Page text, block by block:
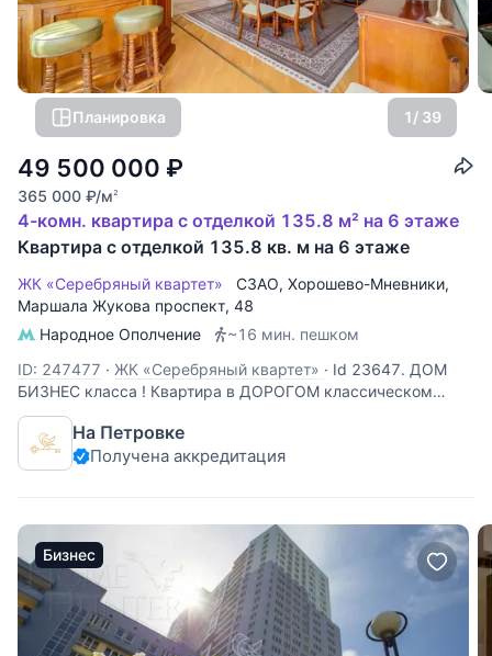
Планировка 1/ 39
49 500 000 ₽
365 000 ₽/м2
4-комн. квартира с отделкой 135.8 м² на 6 этаже
Квартира с отделкой 135.8 кв. м на 6 этаже
ЖК «Серебряный квартет» СЗАО, Хорошево-Мневники,
Маршала Жукова проспект, 48
Народное Ополчение
~16 мин. пешком
ID: 247477 · ЖК «Серебряный квартет» · Id 23647. ДОМ
БИЗНЕС класса ! Квартира в ДОРОГОМ классическом
стиле. В стоимость квартиры не входят мебель Испания
(кроме кухонного гарнитура ), люстры (Сваровски
хрусталь), ковры ( Иран), картины, стиральная машина,
На Петровке
Получена аккредитация
Бизнес